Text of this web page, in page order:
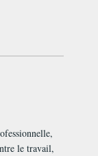
le travail,